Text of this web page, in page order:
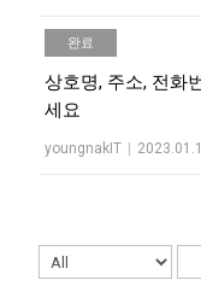
완료
상호명, 주소, 전화
세요
youngnakIT